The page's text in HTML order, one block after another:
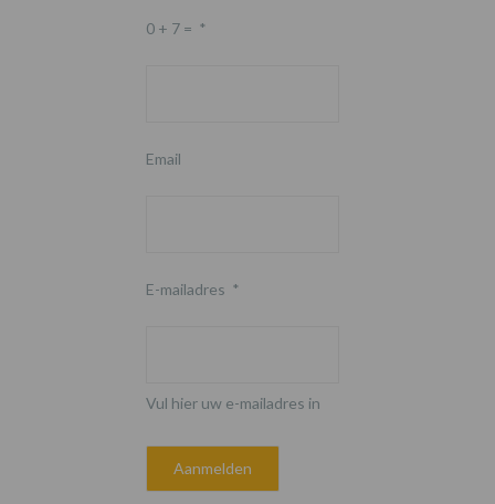
0 + 7 = *
Email
E-mailadres *
Vul hier uw e-mailadres in